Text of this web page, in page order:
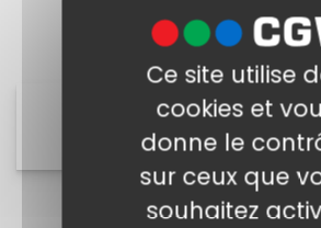
CGV DIVISION
Ce site utilise
cookies et
donne le
sur ceux que
souhaitez